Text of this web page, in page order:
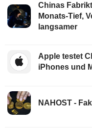
Chinas
Monats-Tief,
langsamer
Apple testet
iPhones und
NAHOST -